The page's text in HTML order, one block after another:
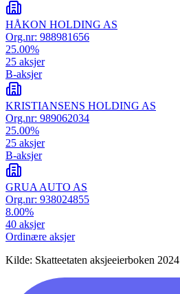
HÅKON HOLDING AS
Org.nr: 988981656
25.00%
25 aksjer
B-aksjer
KRISTIANSENS HOLDING AS
Org.nr: 989062034
25.00%
25 aksjer
B-aksjer
GRUA AUTO AS
Org.nr: 938024855
8.00%
40 aksjer
Ordinære aksjer
Kilde: Skatteetaten aksjeeierboken 2024